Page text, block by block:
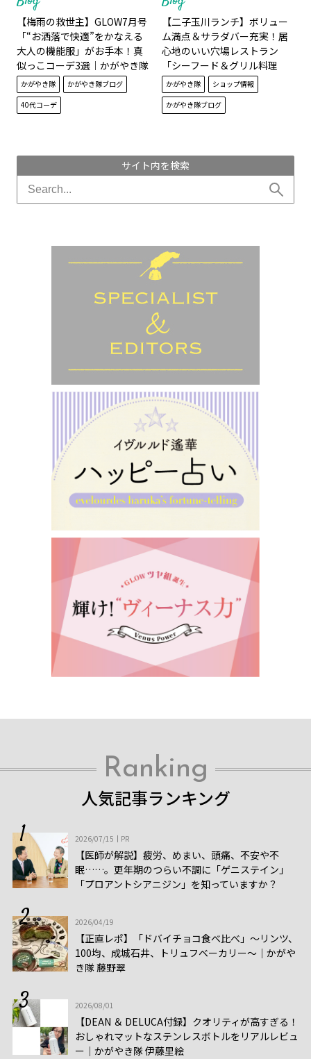
【梅雨の救世主】GLOW7月号
「“お洒落で快適”をかなえる
大人の機能服」がお手本！真
似っこコーデ3選｜かがやき隊
藤野 翠
かがやき隊
かがやき隊ブログ
40代コーデ
【二子玉川ランチ】ボリュー
ム満点＆サラダバー充実！居
心地のいい穴場レストラン
「シーフード＆グリル料理
THE GALLEY」｜かがやき隊
藤本真由子
かがやき隊
ショップ情報
かがやき隊ブログ
サイト内を検索
Ranking
人気記事ランキング
2026/07/15 PR
【医師が解説】疲労、めまい、頭痛、不安や不
眠……。更年期のつらい不調に「ゲニステイン」
「プロアントシアニジン」を知っていますか？
2026/04/19
【正直レポ】「ドバイチョコ食べ比べ」～リンツ、
100均、成城石井、トリュフベーカリー～｜かがや
き隊 藤野翠
2026/08/01
【DEAN ＆ DELUCA付録】クオリティが高すぎる！
おしゃれマットなステンレスボトルをリアルレビュ
ー│かがやき隊 伊藤里絵